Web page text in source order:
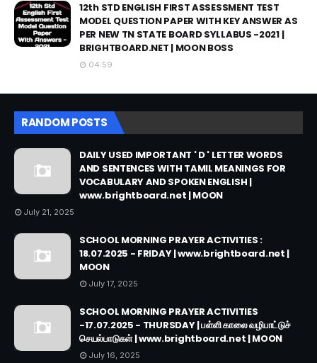
12th STD ENGLISH FIRST ASSESSMENT TEST
MODEL QUESTION PAPER WITH KEY ANSWER AS
PER NEW TN STATE BOARD SYLLABUS -2021 |
BRIGHTBOARD.NET | MOON BOSS
04:59
RANDOM POSTS
DAILY USED IMPORTANT ' D ' LETTER WORDS
AND SENTENCES WITH TAMIL MEANINGS FOR
VOCABULARY AND SPOKEN ENGLISH |
www.brightboard.net | MOON
July 21, 2025
SCHOOL MORNING PRAYER ACTIVITIES :
18.07.2025 - FRIDAY | www.brightboard.net |
MOON
July 17, 2025
SCHOOL MORNING PRAYER ACTIVITIES
-17.07.2025 - THURSDAY | பள்ளி காலை வழிபாட்டுச்
செயல்பாடுகள் | www.brightboard.net | MOON
July 16, 2025